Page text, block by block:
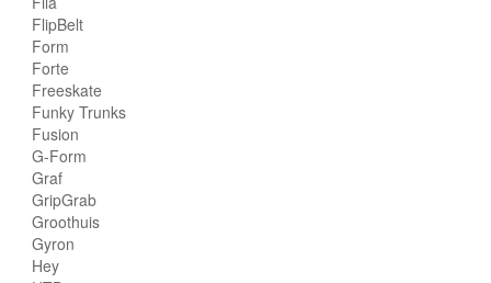
FlipBelt
Form
Forte
Freeskate
Funky Trunks
Fusion
G-Form
Graf
GripGrab
Groothuis
Gyron
Hey